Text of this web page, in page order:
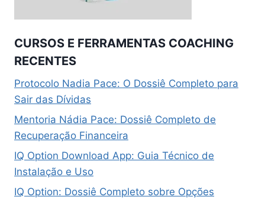
CURSOS E FERRAMENTAS COACHING
RECENTES
Protocolo Nadia Pace: O Dossiê Completo para
Sair das Dívidas
Mentoria Nádia Pace: Dossiê Completo de
Recuperação Financeira
IQ Option Download App: Guia Técnico de
Instalação e Uso
IQ Option: Dossiê Completo sobre Opções